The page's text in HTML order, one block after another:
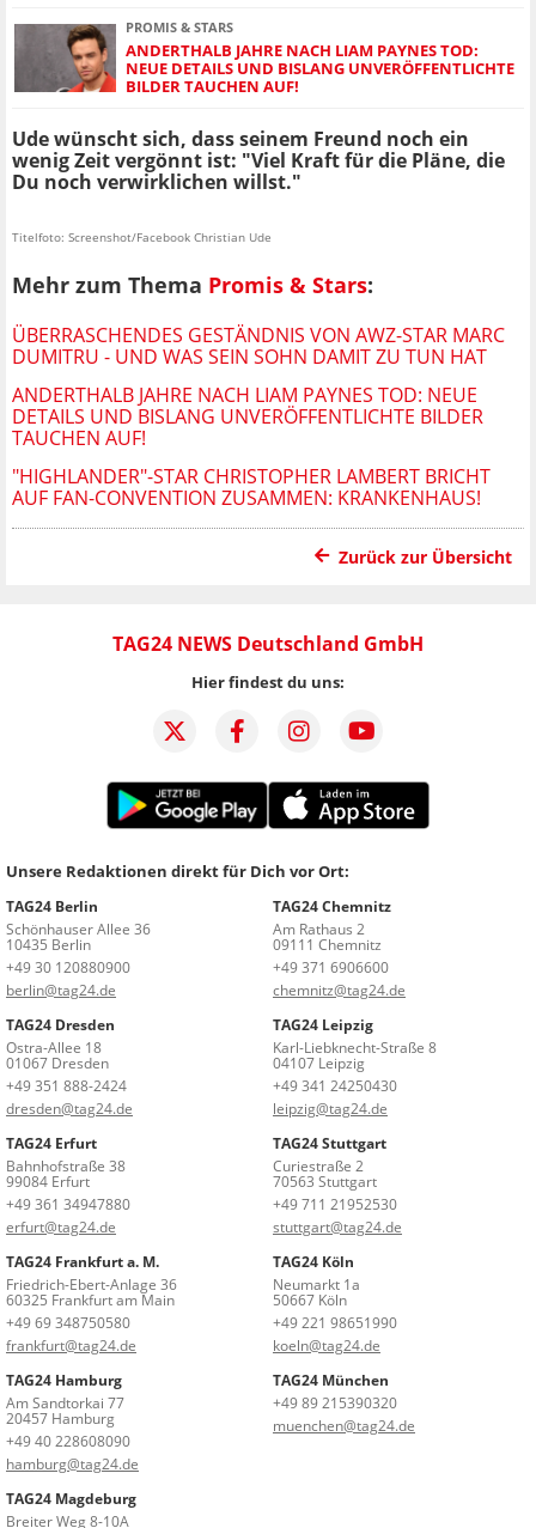
PROMIS & STARS
ANDERTHALB JAHRE NACH LIAM PAYNES TOD:
NEUE DETAILS UND BISLANG UNVERÖFFENTLICHTE
BILDER TAUCHEN AUF!
Ude wünscht sich, dass seinem Freund noch ein
wenig Zeit vergönnt ist: "Viel Kraft für die Pläne, die
Du noch verwirklichen willst."
Titelfoto: Screenshot/Facebook Christian Ude
Mehr zum Thema Promis & Stars:
ÜBERRASCHENDES GESTÄNDNIS VON AWZ-STAR MARC
DUMITRU - UND WAS SEIN SOHN DAMIT ZU TUN HAT
ANDERTHALB JAHRE NACH LIAM PAYNES TOD: NEUE
DETAILS UND BISLANG UNVERÖFFENTLICHTE BILDER
TAUCHEN AUF!
"HIGHLANDER"-STAR CHRISTOPHER LAMBERT BRICHT
AUF FAN-CONVENTION ZUSAMMEN: KRANKENHAUS!
Zurück zur Übersicht
TAG24 NEWS Deutschland GmbH
Hier findest du uns:
Unsere Redaktionen direkt für Dich vor Ort:
TAG24 Berlin
Schönhauser Allee 36
10435 Berlin
+49 30 120880900
berlin@tag24.de
TAG24 Chemnitz
Am Rathaus 2
09111 Chemnitz
+49 371 6906600
chemnitz@tag24.de
TAG24 Dresden
Ostra-Allee 18
01067 Dresden
+49 351 888-2424
dresden@tag24.de
TAG24 Leipzig
Karl-Liebknecht-Straße 8
04107 Leipzig
+49 341 24250430
leipzig@tag24.de
TAG24 Erfurt
Bahnhofstraße 38
99084 Erfurt
+49 361 34947880
erfurt@tag24.de
TAG24 Stuttgart
Curiestraße 2
70563 Stuttgart
+49 711 21952530
stuttgart@tag24.de
TAG24 Frankfurt a. M.
Friedrich-Ebert-Anlage 36
60325 Frankfurt am Main
+49 69 348750580
frankfurt@tag24.de
TAG24 Köln
Neumarkt 1a
50667 Köln
+49 221 98651990
koeln@tag24.de
TAG24 Hamburg
Am Sandtorkai 77
20457 Hamburg
+49 40 228608090
hamburg@tag24.de
TAG24 München
+49 89 215390320
muenchen@tag24.de
TAG24 Magdeburg
Breiter Weg 8-10A